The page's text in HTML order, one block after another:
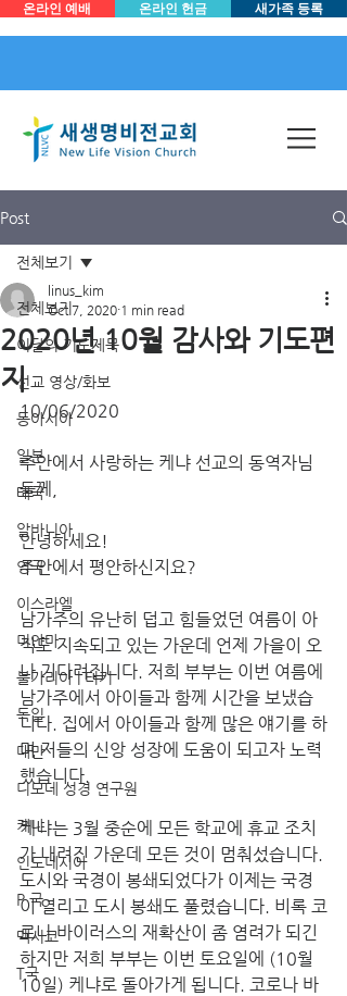
온라인 예배 온라인 헌금 새가족 등록
Post
전체보기
이달의 기도제목
선교 영상/화보
동아시아
일본
태국
알바니아
영국
이스라엘
미얀마
불가리아 | 터키
독일
대만
디모데 성경 연구원
케냐
인도네시아
P 국
멕시코
T국
전체보기
2020년 10월 감사와 기도편
지
linus_kim
Oct 7, 2020 1 min read
10/06/2020
주안에서 사랑하는 케냐 선교의 동역자님
들께,
안녕하세요!
주안에서 평안하신지요?
남가주의 유난히 덥고 힘들었던 여름이 아
직도 지속되고 있는 가운데 언제 가을이 오
나 기다려집니다. 저희 부부는 이번 여름에
남가주에서 아이들과 함께 시간을 보냈습
니다. 집에서 아이들과 함께 많은 얘기를 하
며 저들의 신앙 성장에 도움이 되고자 노력
했습니다.
케냐는 3월 중순에 모든 학교에 휴교 조치
가 내려진 가운데 모든 것이 멈춰섰습니다.
도시와 국경이 봉쇄되었다가 이제는 국경
이 열리고 도시 봉쇄도 풀렸습니다. 비록 코
로나 바이러스의 재확산이 좀 염려가 되긴
하지만 저희 부부는 이번 토요일에 (10월
10일) 케냐로 돌아가게 됩니다. 코로나 바